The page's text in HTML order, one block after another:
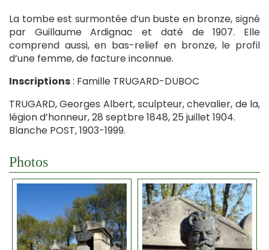
La tombe est surmontée d’un buste en bronze, signé
par Guillaume Ardignac et daté de 1907. Elle
comprend aussi, en bas-relief en bronze, le profil
d’une femme, de facture inconnue.
Inscriptions: Famille TRUGARD-DUBOC
TRUGARD, Georges Albert, sculpteur, chevalier, de la,
légion d’honneur, 28 septbre 1848, 25 juillet 1904.
Blanche POST, 1903-1999.
Photos